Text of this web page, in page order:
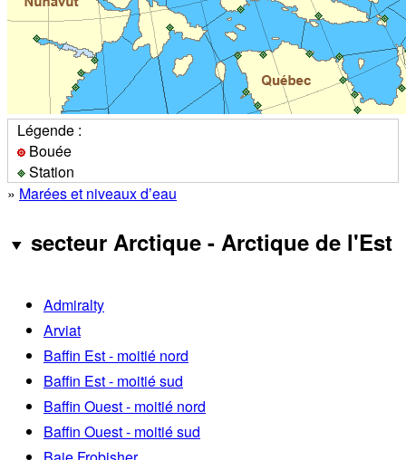
Légende :
Bouée
Station
» Marées et niveaux d’eau
secteur Arctique - Arctique de l'Est
Admiralty
Arviat
Baffin Est - moitié nord
Baffin Est - moitié sud
Baffin Ouest - moitié nord
Baffin Ouest - moitié sud